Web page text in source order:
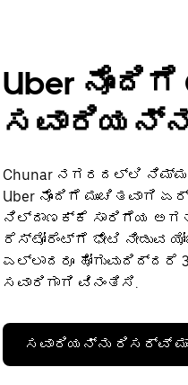
Uber
Chunar ನಗರದಲ್ಲಿ
Uber ನೊಂದಿಗೆ ಮುಂಚಿತವಾಗಿ
ನಿಲ್ದಾಣಕ್ಕೆ ಸಾರಿಗೆಯ
ರೆಸ್ಟೋರೆಂಟ್‌ಗೆ ಭೇಟಿ ನೀಡುವ
ಎಲ್ಲಾದರೂ ಹೋಗುವುದಿದ್ದರೆ
ಸವಾರಿಗಾಗಿ ವಿನಂತಿಸಿ.
ಸವಾರಿಯನ್ನು ರಿಸರ್ವ್